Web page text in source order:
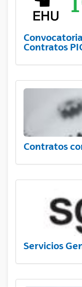
Contratos
Contratos
Servicios